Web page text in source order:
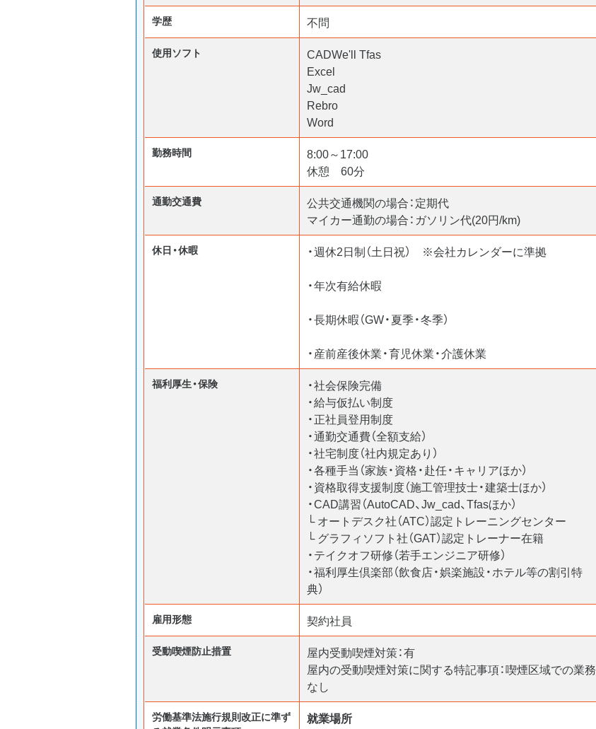
学歴 不問
使用ソフト
CADWe'll Tfas
Excel
Jw_cad
Rebro
Word
勤務時間
8:00～17:00
休憩 60分
通勤交通費
公共交通機関の場合：定期代
マイカー通勤の場合：ガソリン代(20円/km)
休日・休暇
・週休2日制（土日祝） ※会社カレンダーに準拠
・年次有給休暇
・長期休暇（GW・夏季・冬季）
・産前産後休業・育児休業・介護休業
福利厚生・保険
・社会保険完備
・給与仮払い制度
・正社員登用制度
・通勤交通費（全額支給）
・社宅制度（社内規定あり）
・各種手当（家族・資格・赴任・キャリアほか）
・資格取得支援制度（施工管理技士・建築士ほか）
・CAD講習（AutoCAD、Jw_cad、Tfasほか）
└ オートデスク社（ATC）認定トレーニングセンター
└ グラフィソフト社（GAT）認定トレーナー在籍
・テイクオフ研修（若手エンジニア研修）
・福利厚生倶楽部（飲食店・娯楽施設・ホテル等の割引特
典）
雇用形態 契約社員
受動喫煙防⽌措置
屋内受動喫煙対策：有
屋内の受動喫煙対策に関する特記事項：喫煙区域での業務
なし
労働基準法施行規則改正に準ず
就業場所